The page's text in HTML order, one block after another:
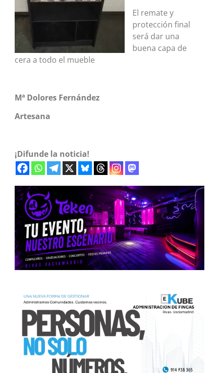
El remate y
protección final
será dar una
buena capa de
cera a todo el mueble
Mª Dolores Fernández
Artesana
¡Difunde la noticia!